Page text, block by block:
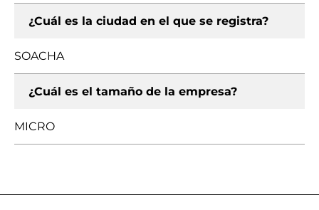
¿Cuál es la ciudad en el que se registra?
SOACHA
¿Cuál es el tamaño de la empresa?
MICRO